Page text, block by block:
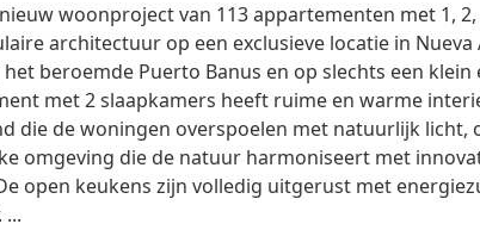
woonproject van 113 appartementen met 1, 2,
architectuur op een exclusieve locatie in Nueva
beroemde Puerto Banus en op slechts een klein
met 2 slaapkamers heeft ruime en warme
die de woningen overspoelen met natuurlijk licht,
omgeving die de natuur harmoniseert met
open keukens zijn volledig uitgerust met